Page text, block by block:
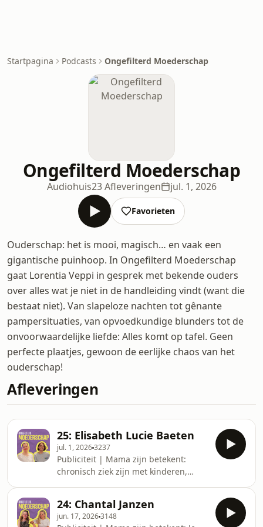
Startpagina Podcasts Ongefilterd Moederschap
Ongefilterd Moederschap
Audiohuis23 Afleveringen jul. 1, 2026
Favorieten
Ouderschap: het is mooi, magisch… en vaak een
gigantische puinhoop. In Ongefilterd Moederschap
gaat Lorentia Veppi in gesprek met bekende ouders
over alles wat je niet in de handleiding vindt (want die
bestaat niet). Van slapeloze nachten tot gênante
pampersituaties, van opvoedkundige blunders tot de
onvoorwaardelijke liefde: Alles komt op tafel. Geen
perfecte plaatjes, gewoon de eerlijke chaos van het
ouderschap!
Afleveringen
25: Elisabeth Lucie Baeten
jul. 1, 20263237
Publiciteit | Mama zijn betekent:
chronisch ziek zijn met kinderen,
shoppen.&nbsp; In deze aflevering
van &ldquo;Ongefilterd
24: Chantal Janzen
jun. 17, 20263148